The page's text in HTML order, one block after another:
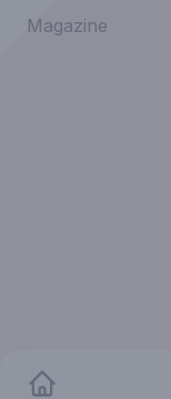
Magazine
©2026